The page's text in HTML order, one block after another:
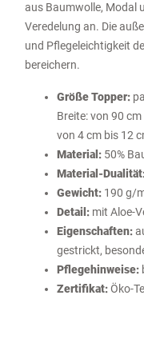
aus Baumwolle, Modal
Veredelung an. Die
und Pflegeleichtigkeit
bereichern.
Größe Topper:
Breite: von 90
von 4 cm bis 12
Material: 50%
Material-
Gewicht: 190 g/
Detail: mit Aloe-
Eigenschaften:
gestrickt,
Pflegehinweise:
Zertifikat:Öko-